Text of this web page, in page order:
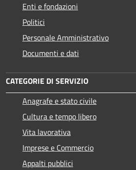
Enti e fondazioni
Politici
Personale Amministrativo
Documenti e dati
CATEGORIE DI SERVIZIO
Anagrafe e stato civile
Cultura e tempo libero
Vita lavorativa
Imprese e Commercio
Appalti pubblici